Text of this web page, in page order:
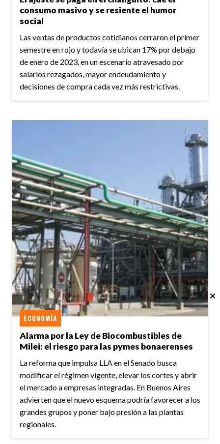
consumo masivo y se resiente el humor
social
Las ventas de productos cotidianos cerraron el primer
semestre en rojo y todavía se ubican 17% por debajo
de enero de 2023, en un escenario atravesado por
salarios rezagados, mayor endeudamiento y
decisiones de compra cada vez más restrictivas.
Alarma por la Ley de Biocombustibles de
Milei: el riesgo para las pymes bonaerenses
ECONOMÍA
La reforma que impulsa LLA en el Senado busca
modificar el régimen vigente, elevar los cortes y abrir
el mercado a empresas integradas. En Buenos Aires
advierten que el nuevo esquema podría favorecer a los
grandes grupos y poner bajo presión a las plantas
regionales.